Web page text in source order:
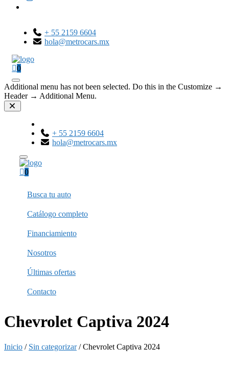
+ 55 2159 6604
hola@metrocars.mx
0
Additional menu has not been selected. Do this in the Customize →
Header → Additional Menu.
+ 55 2159 6604
hola@metrocars.mx
0
Busca tu auto
Catálogo completo
Financiamiento
Nosotros
Últimas ofertas
Contacto
Chevrolet Captiva 2024
Inicio / Sin categorizar/ Chevrolet Captiva 2024